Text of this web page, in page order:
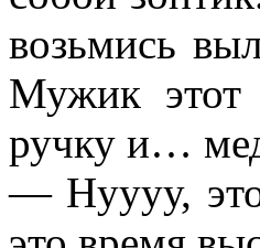
возьмись
Мужик этот
ручку и…
— Нуууу, это